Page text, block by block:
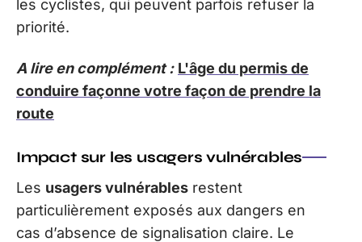
les cyclistes, qui peuvent parfois refuser la
priorité.
A lire en complément : L'âge du permis de
conduire façonne votre façon de prendre la
route
Impact sur les usagers vulnérables
Les usagers vulnérables restent
particulièrement exposés aux dangers en
cas d’absence de signalisation claire. Le